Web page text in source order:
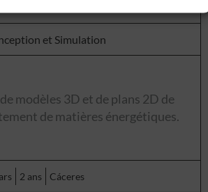
et Simulation
modèles 3D et de plans 2D de
de matières énergétiques.
2 ans Cáceres